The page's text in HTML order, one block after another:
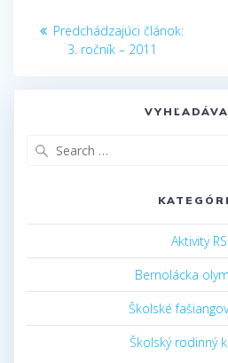
o
k
as
s
Navigácia
Predchádzajúci článok:
3. ročník – 2011
Aktivity RS
Bernolácka
Školské
Školský rodinný